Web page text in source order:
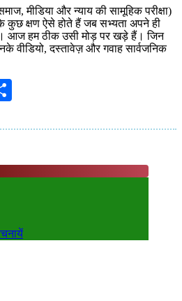
मीडिया और न्याय की सामूहिक परीक्षा)
कुछ क्षण ऐसे होते हैं जब सभ्यता अपने ही
आज हम ठीक उसी मोड़ पर खड़े हैं। जिन
वीडियो, दस्तावेज़ और गवाह सार्वजनिक